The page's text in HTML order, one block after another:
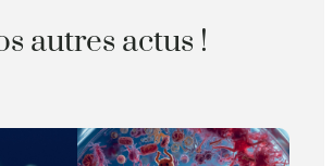
autres actus !